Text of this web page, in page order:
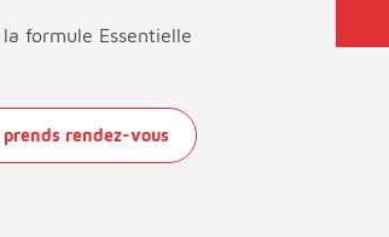
formule Essentielle
prends rendez-vous